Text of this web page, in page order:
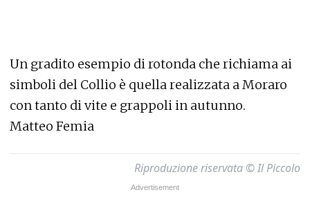
Un gradito esempio di rotonda che richiama ai
simboli del Collio è quella realizzata a Moraro
con tanto di vite e grappoli in autunno.
Matteo Femia
Riproduzione riservata © Il Piccolo